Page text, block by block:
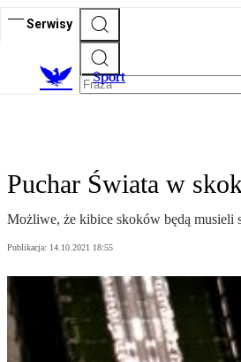
Serwisy
Sport
Puchar Świata w
Możliwe, że kibice skoków będą musieli
Publikacja: 14.10.2021 18:55